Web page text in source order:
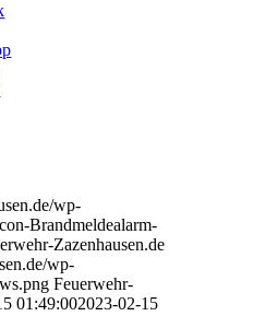
wp-
Brandmeldealarm-
Zazenhausen.de
wp-
Feuerwehr-
01:49:002023-02-15